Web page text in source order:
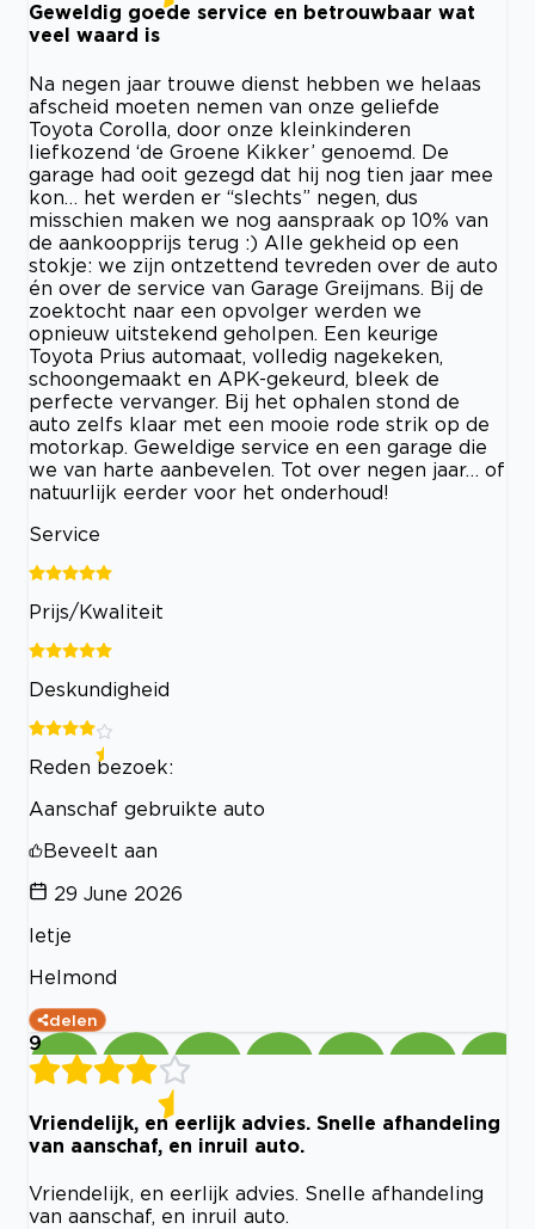
Geweldig goede service en betrouwbaar wat
veel waard is
Na negen jaar trouwe dienst hebben we helaas
afscheid moeten nemen van onze geliefde
Toyota Corolla, door onze kleinkinderen
liefkozend ‘de Groene Kikker’ genoemd. De
garage had ooit gezegd dat hij nog tien jaar mee
kon… het werden er “slechts” negen, dus
misschien maken we nog aanspraak op 10% van
de aankoopprijs terug :) Alle gekheid op een
stokje: we zijn ontzettend tevreden over de auto
én over de service van Garage Greijmans. Bij de
zoektocht naar een opvolger werden we
opnieuw uitstekend geholpen. Een keurige
Toyota Prius automaat, volledig nagekeken,
schoongemaakt en APK-gekeurd, bleek de
perfecte vervanger. Bij het ophalen stond de
auto zelfs klaar met een mooie rode strik op de
motorkap. Geweldige service en een garage die
we van harte aanbevelen. Tot over negen jaar… of
natuurlijk eerder voor het onderhoud!
Service
Prijs/Kwaliteit
Deskundigheid
Reden bezoek:
Aanschaf gebruikte auto
Beveelt aan
29 June 2026
Ietje
Helmond
delen
9
Vriendelijk, en eerlijk advies. Snelle afhandeling
van aanschaf, en inruil auto.
Vriendelijk, en eerlijk advies. Snelle afhandeling
van aanschaf, en inruil auto.